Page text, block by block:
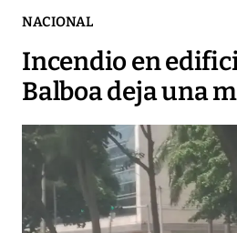
NACIONAL
Incendio en
Balboa deja una